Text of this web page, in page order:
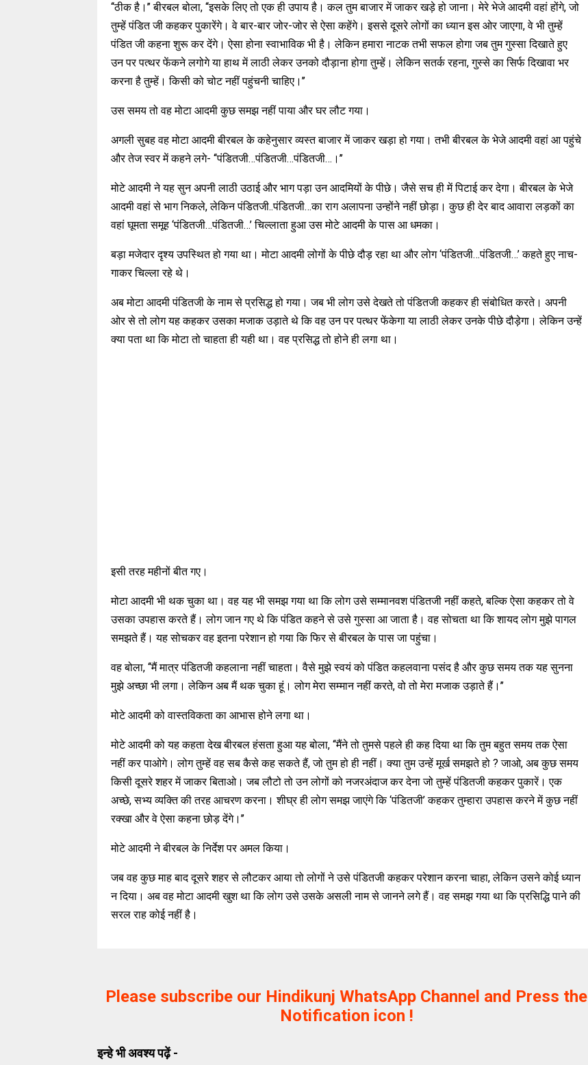
‘‘ठीक है।’’ बीरबल बोला, ‘‘इसके लिए तो एक ही उपाय है। कल तुम बाजार में जाकर खड़े हो जाना। मेरे भेजे आदमी वहां होंगे, जो
तुम्हें पंडित जी कहकर पुकारेंगे। वे बार-बार जोर-जोर से ऐसा कहेंगे। इससे दूसरे लोगों का ध्यान इस ओर जाएगा, वे भी तुम्हें
पंडित जी कहना शुरू कर देंगे। ऐसा होना स्वाभाविक भी है। लेकिन हमारा नाटक तभी सफल होगा जब तुम गुस्सा दिखाते हुए
उन पर पत्थर फेंकने लगोगे या हाथ में लाठी लेकर उनको दौड़ाना होगा तुम्हें। लेकिन सतर्क रहना, गुस्से का सिर्फ दिखावा भर
करना है तुम्हें। किसी को चोट नहीं पहुंचनी चाहिए।’’
उस समय तो वह मोटा आदमी कुछ समझ नहीं पाया और घर लौट गया।
अगली सुबह वह मोटा आदमी बीरबल के कहेनुसार व्यस्त बाजार में जाकर खड़ा हो गया। तभी बीरबल के भेजे आदमी वहां आ पहुंचे
और तेज स्वर में कहने लगे- ‘‘पंडितजी…पंडितजी…पंडितजी…।’’
मोटे आदमी ने यह सुन अपनी लाठी उठाई और भाग पड़ा उन आदमियों के पीछे। जैसे सच ही में पिटाई कर देगा। बीरबल के भेजे
आदमी वहां से भाग निकले, लेकिन पंडितजी..पंडितजी…का राग अलापना उन्होंने नहीं छोड़ा। कुछ ही देर बाद आवारा लड़कों का
वहां घूमता समूह ‘पंडितजी…पंडितजी…’ चिल्लाता हुआ उस मोटे आदमी के पास आ धमका।
बड़ा मजेदार दृश्य उपस्थित हो गया था। मोटा आदमी लोगों के पीछे दौड़ रहा था और लोग ‘पंडितजी…पंडितजी…’ कहते हुए नाच-
गाकर चिल्ला रहे थे।
अब मोटा आदमी पंडितजी के नाम से प्रसिद्ध हो गया। जब भी लोग उसे देखते तो पंडितजी कहकर ही संबोधित करते। अपनी
ओर से तो लोग यह कहकर उसका मजाक उड़ाते थे कि वह उन पर पत्थर फेंकेगा या लाठी लेकर उनके पीछे दौड़ेगा। लेकिन उन्हें
क्या पता था कि मोटा तो चाहता ही यही था। वह प्रसिद्ध तो होने ही लगा था।
इसी तरह महीनों बीत गए।
मोटा आदमी भी थक चुका था। वह यह भी समझ गया था कि लोग उसे सम्मानवश पंडितजी नहीं कहते, बल्कि ऐसा कहकर तो वे
उसका उपहास करते हैं। लोग जान गए थे कि पंडित कहने से उसे गुस्सा आ जाता है। वह सोचता था कि शायद लोग मुझे पागल
समझते हैं। यह सोचकर वह इतना परेशान हो गया कि फिर से बीरबल के पास जा पहुंचा।
वह बोला, ‘‘मैं मात्र पंडितजी कहलाना नहीं चाहता। वैसे मुझे स्वयं को पंडित कहलवाना पसंद है और कुछ समय तक यह सुनना
मुझे अच्छा भी लगा। लेकिन अब मैं थक चुका हूं। लोग मेरा सम्मान नहीं करते, वो तो मेरा मजाक उड़ाते हैं।’’
मोटे आदमी को वास्तविकता का आभास होने लगा था।
मोटे आदमी को यह कहता देख बीरबल हंसता हुआ यह बोला, ‘‘मैंने तो तुमसे पहले ही कह दिया था कि तुम बहुत समय तक ऐसा
नहीं कर पाओगे। लोग तुम्हें वह सब कैसे कह सकते हैं, जो तुम हो ही नहीं। क्या तुम उन्हें मूर्ख समझते हो ? जाओ, अब कुछ समय
किसी दूसरे शहर में जाकर बिताओ। जब लौटो तो उन लोगों को नजरअंदाज कर देना जो तुम्हें पंडितजी कहकर पुकारें। एक
अच्छे, सभ्य व्यक्ति की तरह आचरण करना। शीघ्र ही लोग समझ जाएंगे कि ‘पंडितजी’ कहकर तुम्हारा उपहास करने में कुछ नहीं
रक्खा और वे ऐसा कहना छोड़ देंगे।’’
मोटे आदमी ने बीरबल के निर्देश पर अमल किया।
जब वह कुछ माह बाद दूसरे शहर से लौटकर आया तो लोगों ने उसे पंडितजी कहकर परेशान करना चाहा, लेकिन उसने कोई ध्यान
न दिया। अब वह मोटा आदमी खुश था कि लोग उसे उसके असली नाम से जानने लगे हैं। वह समझ गया था कि प्रसिद्धि पाने की
सरल राह कोई नहीं है।
Please subscribe our Hindikunj WhatsApp Channel and Press the
Notification icon !
इन्हे भी अवश्य पढ़ें -